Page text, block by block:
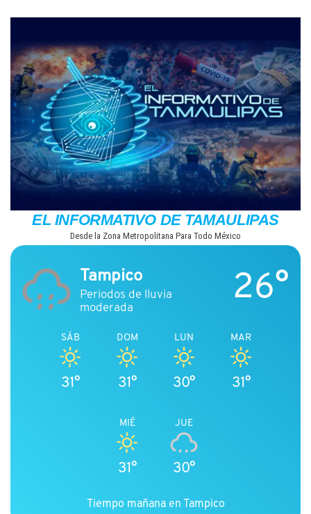
contenido
EL INFORMATIVO DE TAMAULIPAS
Desde la Zona Metropolitana Para Todo México
Tampico
Periodos de lluvia
moderada
26°
SÁB
31°
DOM
31°
LUN
30°
MAR
31°
MIÉ
31°
JUE
30°
Tiempo mañana en Tampico